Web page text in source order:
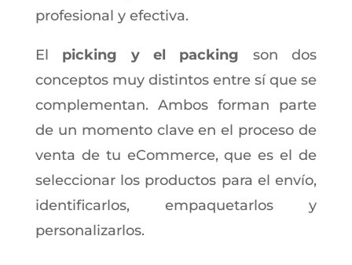
profesional y efectiva.
El picking y el packing son dos
conceptos muy distintos entre sí que se
complementan. Ambos forman parte
de un momento clave en el proceso de
venta de tu eCommerce, que es el de
seleccionar los productos para el envío,
identificarlos, empaquetarlos y
personalizarlos.